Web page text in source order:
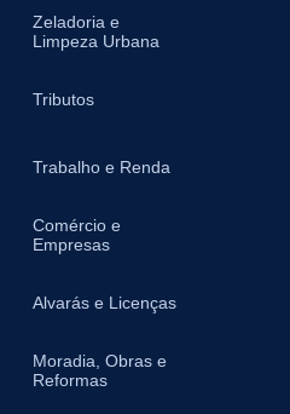
Zeladoria e
Limpeza Urbana
Tributos
Trabalho e Renda
Comércio e
Empresas
Alvarás e Licenças
Moradia, Obras e
Reformas